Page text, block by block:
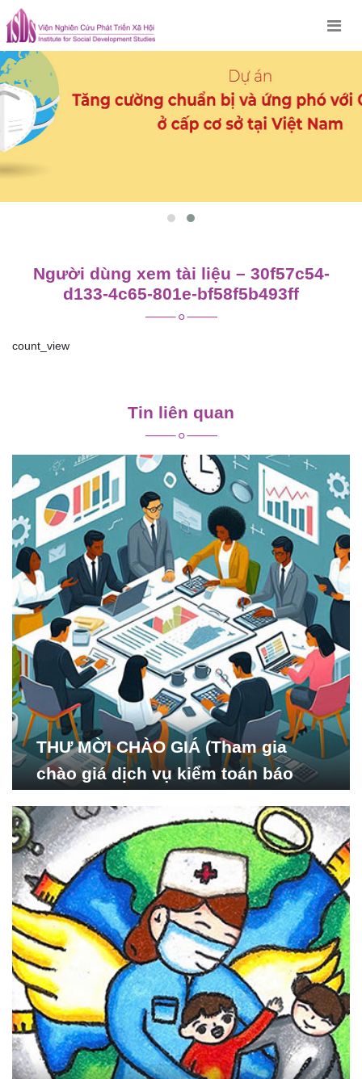
Skip
to
content
Người dùng xem tài liệu – 30f57c54-
d133-4c65-801e-bf58f5b493ff
count_view
viết
Tin liên quan
THƯ MỜI CHÀO GIÁ (Tham gia
chào giá dịch vụ kiểm toán báo
Nghiên cứu Phát triển Xã
hội_ISDS)